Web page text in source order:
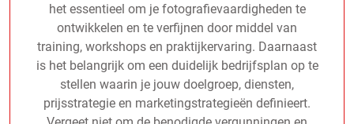
het essentieel om je fotografievaardigheden te
ontwikkelen en te verfijnen door middel van
training, workshops en praktijkervaring. Daarnaast
is het belangrijk om een duidelijk bedrijfsplan op te
stellen waarin je jouw doelgroep, diensten,
prijsstrategie en marketingstrategieën definieert.